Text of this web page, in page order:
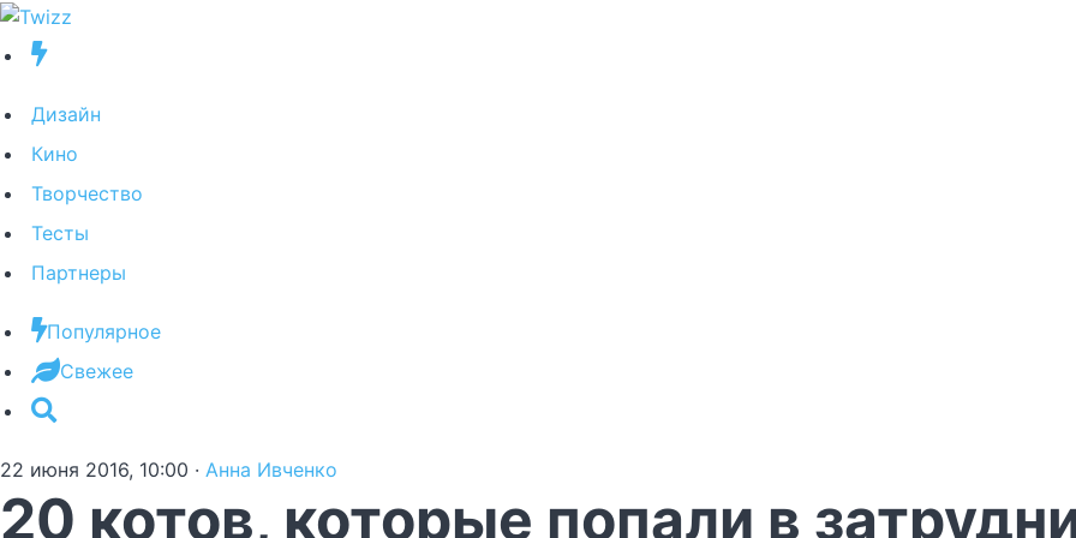
Дизайн
Кино
Творчество
Тесты
Партнеры
Популярное
Свежее
22 июня 2016, 10:00 · Анна Ивченко
20 котов, которые попали в